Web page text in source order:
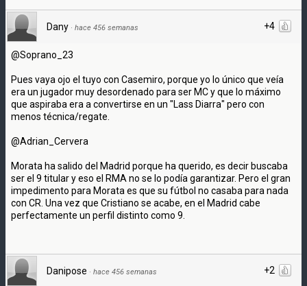
+4
Dany · hace 456 semanas
@Soprano_23
Pues vaya ojo el tuyo con Casemiro, porque yo lo único que veía
era un jugador muy desordenado para ser MC y que lo máximo
que aspiraba era a convertirse en un "Lass Diarra" pero con
menos técnica/regate.
@Adrian_Cervera
Morata ha salido del Madrid porque ha querido, es decir buscaba
ser el 9 titular y eso el RMA no se lo podía garantizar. Pero el gran
impedimento para Morata es que su fútbol no casaba para nada
con CR. Una vez que Cristiano se acabe, en el Madrid cabe
perfectamente un perfil distinto como 9.
+2
Danipose · hace 456 semanas